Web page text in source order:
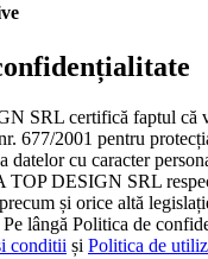
SRL certifică faptul că
677/2001 pentru
datelor cu caracter
TOP DESIGN SRL
și orice altă
lângă Politica de
conditii și Politica de